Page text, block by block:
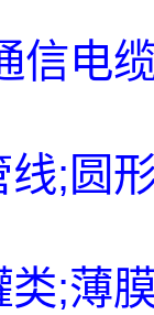
信电
;圆
;薄